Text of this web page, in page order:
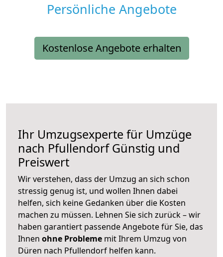
Persönliche Angebote
Kostenlose Angebote erhalten
Ihr Umzugsexperte für Umzüge
nach PfullendorfGünstig und
Preiswert
Wir verstehen, dass der Umzug an sich schon
stressig genug ist, und wollen Ihnen dabei
helfen, sich keine Gedanken über die Kosten
machen zu müssen. Lehnen Sie sich zurück – wir
haben garantiert passende Angebote für Sie, das
Ihnen ohne Probleme mit Ihrem Umzug von
Düren nach Pfullendorf helfen kann.